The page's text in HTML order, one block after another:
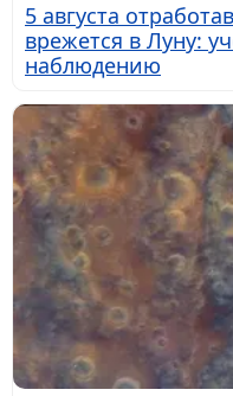
5 августа
врежется в Луну:
наблюдению